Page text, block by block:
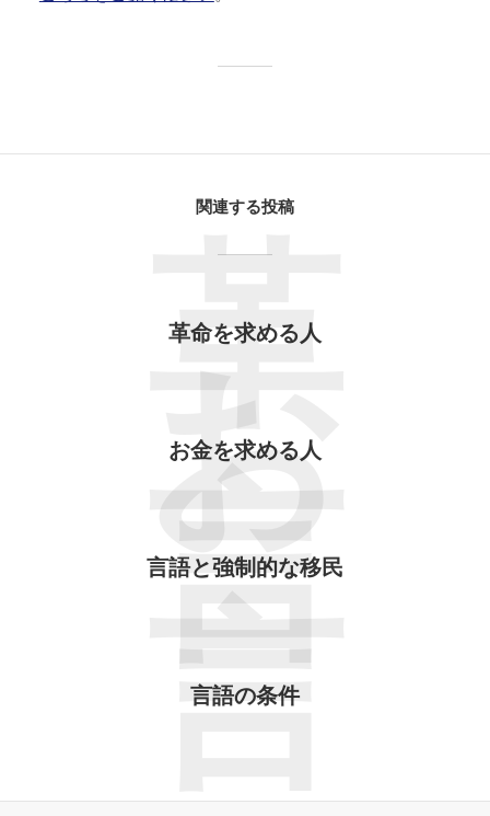
関連する投稿
革命を求める人
革
お金を求める人
お
言語と強制的な移民
言
言語の条件
言